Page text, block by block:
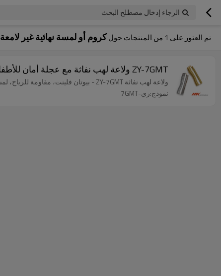
الرجاء إدخال مصطلح البحث
تم العثور على 1 من المنتجات حولكروم أو لمسة نهائية غير لامعة
ZY-7GMT ولاعة لهب نفاثة مع عجلة أمان للأطفال، تصميم منحني مريح - لمسة نهائية من الكروم أو غير اللامع
ولاعة لهب نفاثة ZY-7GMT - بيوتان فلينت، مقاومة للرياح، لمسة نهائية من الكروم أو غير اللامعة - مدى الحياة 3000 | ولاعات MK ضد الرياح
نموذج:زي-7GMT